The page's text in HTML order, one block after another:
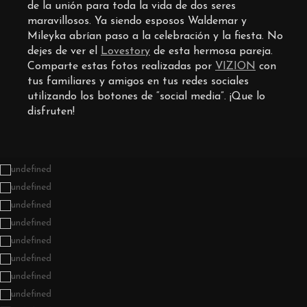
/www/wwwroot/vizioncreativegroup.com/wp-
content/themes/photon-
a13/advance/cpt_album.php
arreglo
Mayrim
Wedding
Photography
by
Vizion
©2017
Warning
A
non-
numeric
value
encountered
de la unión para toda la vida de dos seres
maravillosos. Ya siendo esposos Waldemar y
Mileyka abrían paso a la celebración y la fiesta. No
dejes de ver el
Lovestory de esta hermosa pareja.
Comparte estas fotos realizadas por VIZION con
tus familiares y amigos en tus redes sociales
utilizando los botones de “social media”. ¡Que lo
disfruten!